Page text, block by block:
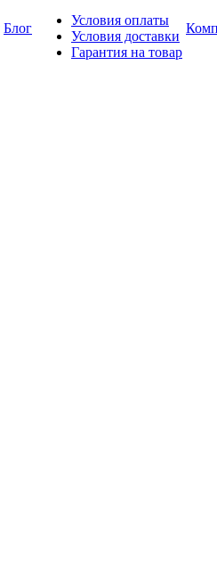
Блог
Условия оплаты
Условия доставки
Гарантия на товар